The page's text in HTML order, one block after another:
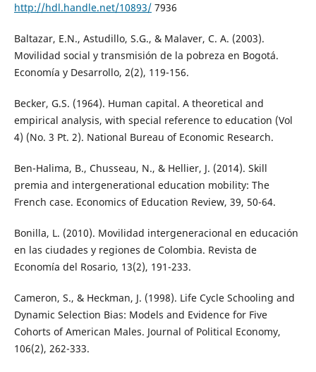
http://hdl.handle.net/10893/7936
Baltazar, E.N., Astudillo, S.G., & Malaver, C. A. (2003).
Movilidad social y transmisión de la pobreza en Bogotá.
Economía y Desarrollo, 2(2), 119-156.
Becker, G.S. (1964). Human capital. A theoretical and
empirical analysis, with special reference to education (Vol
4) (No. 3 Pt. 2). National Bureau of Economic Research.
Ben-Halima, B., Chusseau, N., & Hellier, J. (2014). Skill
premia and intergenerational education mobility: The
French case. Economics of Education Review, 39, 50-64.
Bonilla, L. (2010). Movilidad intergeneracional en educación
en las ciudades y regiones de Colombia. Revista de
Economía del Rosario, 13(2), 191-233.
Cameron, S., & Heckman, J. (1998). Life Cycle Schooling and
Dynamic Selection Bias: Models and Evidence for Five
Cohorts of American Males. Journal of Political Economy,
106(2), 262-333.